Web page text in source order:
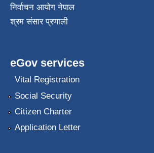
निर्वाचन आयोग नेपाल
श्रम संसार प्रणाली
eGov services
Vital Registration
Social Security
Citizen Charter
Application Letter